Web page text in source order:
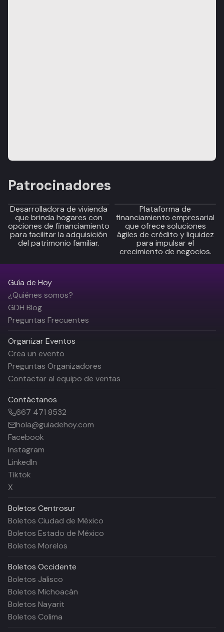
Patrocinadores
Desarrolladora de vivienda
que brinda hogares con
opciones de financiamiento
para facilitar la adquisición
del patrimonio familiar.
Plataforma de
financiamiento empresarial
que ofrece soluciones
ágiles de crédito y liquidez
para impulsar el
crecimiento de negocios.
Guía de Hoy
¿Quiénes somos?
GDH Blog
Preguntas Frecuentes
Organizar Eventos
Crea un evento
Preguntas Organizadores
Contactar al equipo de ventas
Contáctanos
667 471 8532
hola@guiadehoy.com
Facebook
Instagram
LinkedIn
Tiktok
X
Boletos Centrosur
Boletos Ciudad de México
Boletos Estado de México
Boletos Morelos
Boletos Occidente
Boletos Jalisco
Boletos Michoacán
Boletos Nayarit
Boletos Colima